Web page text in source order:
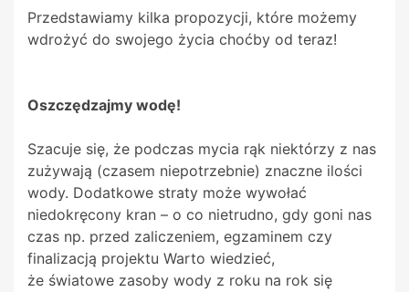
Przedstawiamy kilka propozycji, które możemy
wdrożyć do swojego życia choćby od teraz!
Oszczędzajmy wodę!
Szacuje się, że podczas mycia rąk niektórzy z nas
zużywają (czasem niepotrzebnie) znaczne ilości
wody. Dodatkowe straty może wywołać
niedokręcony kran – o co nietrudno, gdy goni nas
czas np. przed zaliczeniem, egzaminem czy
finalizacją projektu Warto wiedzieć,
że światowe zasoby wody z roku na rok się